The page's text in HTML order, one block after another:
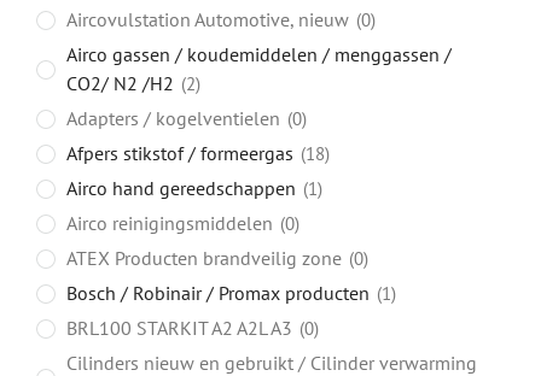
Aircovulstation Automotive, nieuw 0
Airco gassen / koudemiddelen / menggassen /
CO2/ N2 /H2
2
Adapters / kogelventielen 0
Afpers stikstof / formeergas 18
Airco hand gereedschappen 1
Airco reinigingsmiddelen 0
ATEX Producten brandveilig zone 0
Bosch / Robinair / Promax producten 1
BRL100 STARKIT A2 A2L A3 0
Cilinders nieuw en gebruikt / Cilinder verwarming